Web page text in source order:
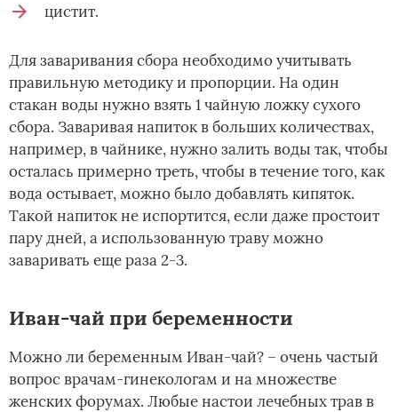
цистит.
Для заваривания сбора необходимо учитывать
правильную методику и пропорции. На один
стакан воды нужно взять 1 чайную ложку сухого
сбора. Заваривая напиток в больших количествах,
например, в чайнике, нужно залить воды так, чтобы
осталась примерно треть, чтобы в течение того, как
вода остывает, можно было добавлять кипяток.
Такой напиток не испортится, если даже простоит
пару дней, а использованную траву можно
заваривать еще раза 2-3.
Иван-чай при беременности
Можно ли беременным Иван-чай? – очень частый
вопрос врачам-гинекологам и на множестве
женских форумах. Любые настои лечебных трав в